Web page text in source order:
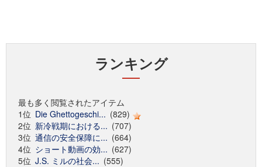
ランキング
最も多く閲覧されたアイテム
1位 Die Ghettogeschi... (829)
2位 新冷戦期における... (707)
3位 通信の安全保障に... (664)
4位 ショート動画の効... (627)
5位 J.S. ミルの社会... (555)